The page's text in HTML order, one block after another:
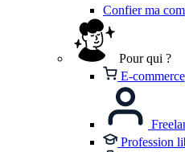
Confier ma
Pour qui ?
E-commerce
Profession